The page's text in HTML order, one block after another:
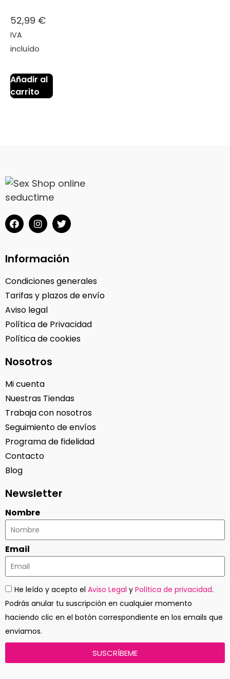
52,99 €
IVA
incluído
Añadir al
carrito
Información
Condiciones generales
Tarifas y plazos de envío
Aviso legal
Política de Privacidad
Política de cookies
Nosotros
Mi cuenta
Nuestras Tiendas
Trabaja con nosotros
Seguimiento de envíos
Programa de fidelidad
Contacto
Blog
Newsletter
Nombre
Email
He leído y acepto el Aviso Legal y Política de privacidad.
Podrás anular tu suscripción en cualquier momento
haciendo clic en el botón correspondiente en los emails que
enviamos.
SUSCRÍBEME